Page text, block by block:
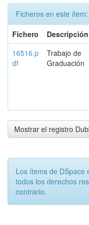
Ficheros en este ítem:
Fichero
Descripción
16516.p
df
Trabajo de
Graduación
Mostrar el registro
Los ítems de DSpace
todos los derechos
contrario.